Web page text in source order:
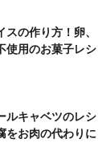
スの作り方！卵、
使用のお菓子レシ
ルキャベツのレシ
をお肉の代わりに